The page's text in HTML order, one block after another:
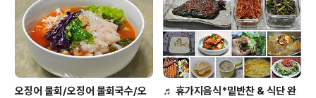
오징어 물회/오징어 물회국수/오
♬ 휴가지음식*밑반찬 & 식단 완